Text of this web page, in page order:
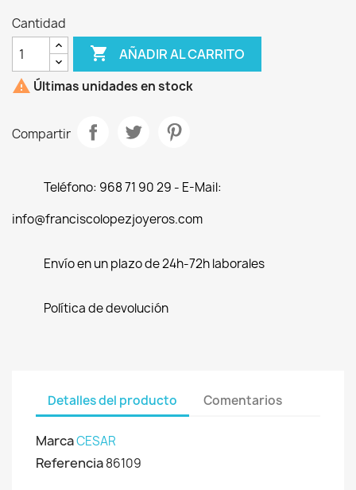
Cantidad
 AÑADIR AL CARRITO
 Últimas unidades en stock
Compartir
Teléfono: 968 71 90 29 - E-Mail:
info@franciscolopezjoyeros.com
Envío en un plazo de 24h-72h laborales
Política de devolución
Detalles del producto Comentarios
MarcaCESAR
Referencia86109